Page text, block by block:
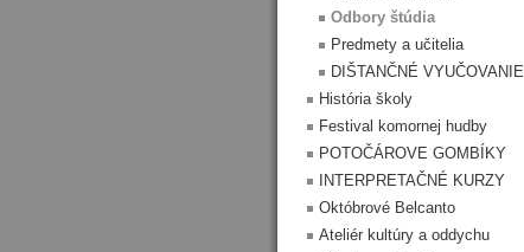
Odbory štúdia
Predmety a učitelia
DIŠTANČNÉ VYUČOVANIE
História školy
Festival komornej hudby
POTOČÁROVE GOMBÍKY
INTERPRETAČNÉ KURZY
Októbrové Belcanto
Ateliér kultúry a oddychu